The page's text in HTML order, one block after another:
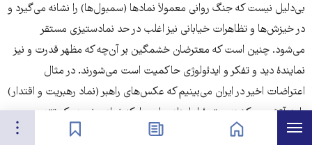
فهرست نشان‌گذاشته‌ها
بی‌دلیل نیست که جنگ روانی معمولاَ نمادها (سمبول‌ها) را نشانه می‌گیرد و
در خیزش‌ها و تظاهرات خیابانی نیز اغلب در حد نمادستیزی مستقر
می‌شود. چنین است که معترضان خشمگین بر آن‌چه که مظهر قدرت و نیز
نمایندۀ دید و تفکر و ایدئولوژی حاکمیت است می‌شورند. در مثال
اعتراضات اخیر در ایران می‌بینیم که عکس‌های راهبر (نماد رهبریت و اقتدار)
را به آتش می‌کشند، مقبرۀ امام‌زاده‌هایی را، که نماد و نمود یک تقدس
تبارگرایانه و نیز ازجمله تکیه‌گاه‌های سلسله‌مراتبی فکری و مسلکی حاکمیت